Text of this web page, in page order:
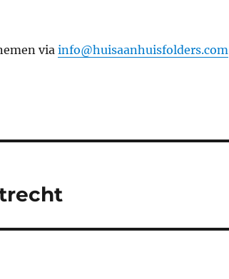
viainfo@huisaanhuisfolders.com